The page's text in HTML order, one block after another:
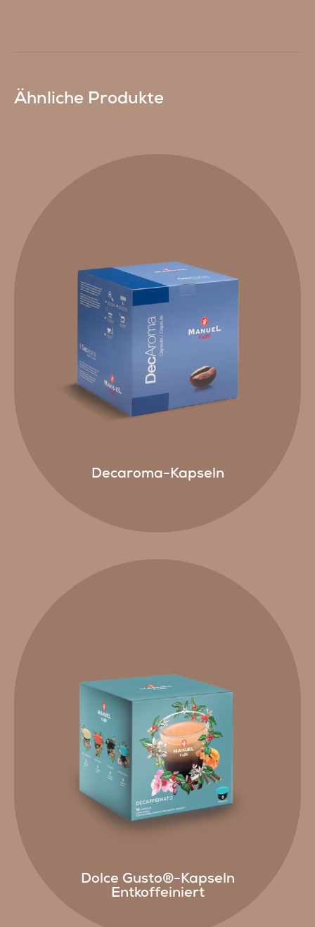
Ähnliche Produkte
Decaroma-Kapseln
Dolce Gusto®-Kapseln
Entkoffeiniert